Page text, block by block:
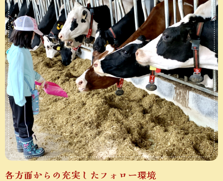
各方面からの充実したフォロー環境